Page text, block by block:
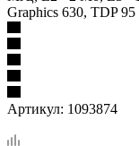
Graphics 630, TDP
Артикул: 1093874